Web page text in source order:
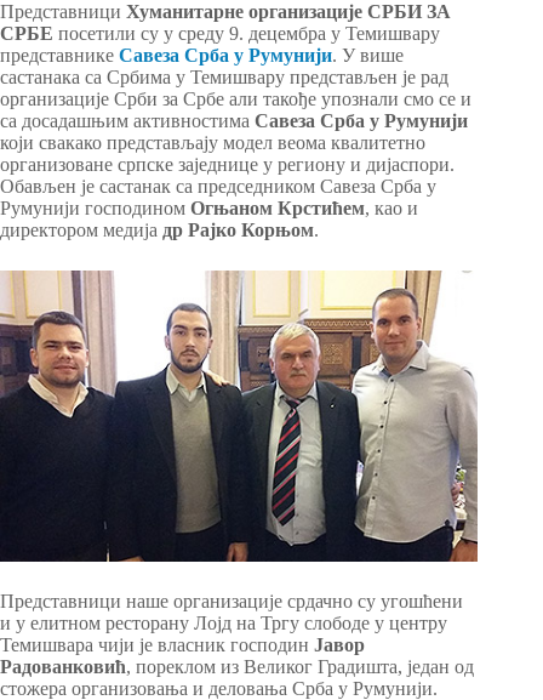
Представници Хуманитарне организације СРБИ ЗА
СРБЕ посетили су у среду 9. децембра у Темишвару
представнике Савеза Срба у Румунији. У више
састанака са Србима у Темишвару представљен је рад
организације Срби за Србе али такође упознали смо се и
са досадашњим активностима Савеза Срба у Румунији
који свакако представљају модел веома квалитетно
организоване српске заједнице у региону и дијаспори.
Обављен је састанак са председником Савеза Срба у
Румунији господином Огњаном Крстићем, као и
директором медија др Рајко Корњом.
Представници наше организације срдачно су угошћени
и у елитном ресторану Лојд на Тргу слободе у центру
Темишвара чији је власник господин Јавор
Радованковић, пореклом из Великог Градишта, један од
стожера организовања и деловања Срба у Румунији.